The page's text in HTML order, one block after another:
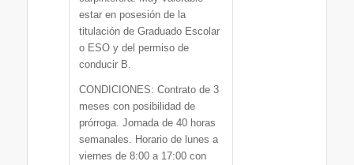
estar en posesión de la
titulación de Graduado Escolar
o ESO y del permiso de
conducir B.
CONDICIONES: Contrato de 3
meses con posibilidad de
prórroga. Jornada de 40 horas
semanales. Horario de lunes a
viernes de 8:00 a 17:00 con